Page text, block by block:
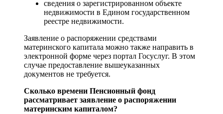
сведения о зарегистрированном объекте
недвижимости в Едином государственном
реестре недвижимости.
Заявление о распоряжении средствами
материнского капитала можно также направить в
электронной форме через портал Госуслуг. В этом
случае предоставление вышеуказанных
документов не требуется.
Сколько времени Пенсионный фонд
рассматривает заявление о распоряжении
материнским капиталом?